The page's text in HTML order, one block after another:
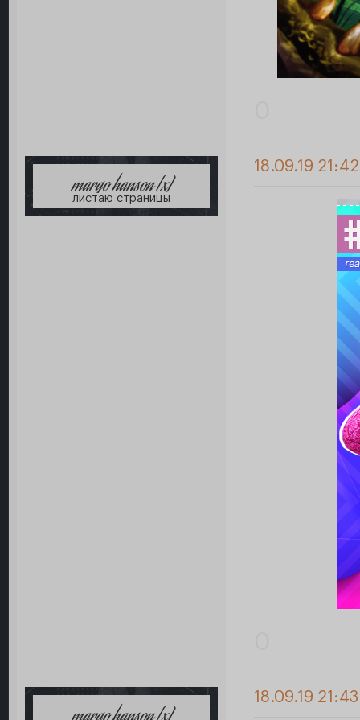
margo hanson [x]
листаю страницы
18.09.19
18.09.19